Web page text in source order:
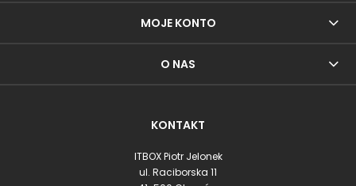
MOJE KONTO
O NAS
KONTAKT
ITBOX Piotr Jelonek
ul. Raciborska 11